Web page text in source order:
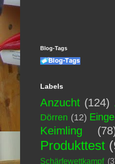
Blog-Tags
Labels
Anzucht (124)
Dörren (12)
Keimling
Produkttest
Schärfewettkampf